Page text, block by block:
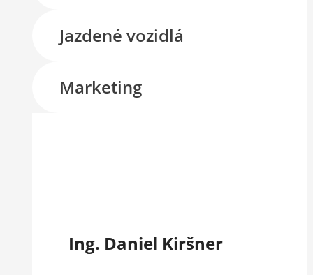
Jazdené vozidlá
Marketing
Ing. Daniel Kiršner